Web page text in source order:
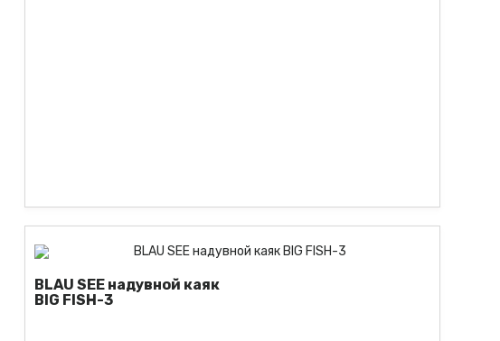
BLAU SEE надувной каяк
BIG FISH-3